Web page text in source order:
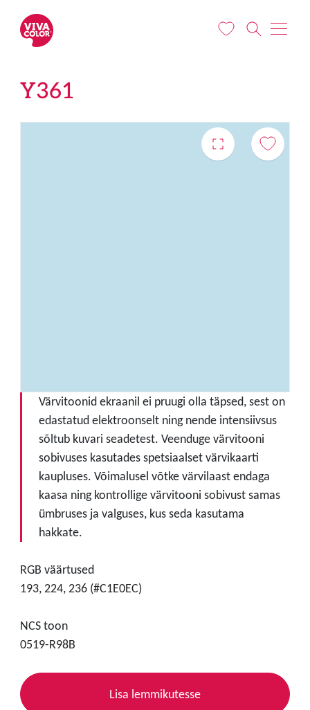
Y361
Värvitoonid ekraanil ei pruugi olla täpsed, sest on
edastatud elektroonselt ning nende intensiivsus
sõltub kuvari seadetest. Veenduge värvitooni
sobivuses kasutades spetsiaalset värvikaarti
kaupluses. Võimalusel võtke värvilaast endaga
kaasa ning kontrollige värvitooni sobivust samas
ümbruses ja valguses, kus seda kasutama
hakkate.
RGB väärtused
193, 224, 236 (#C1E0EC)
NCS toon
0519-R98B
Lisa lemmikutesse